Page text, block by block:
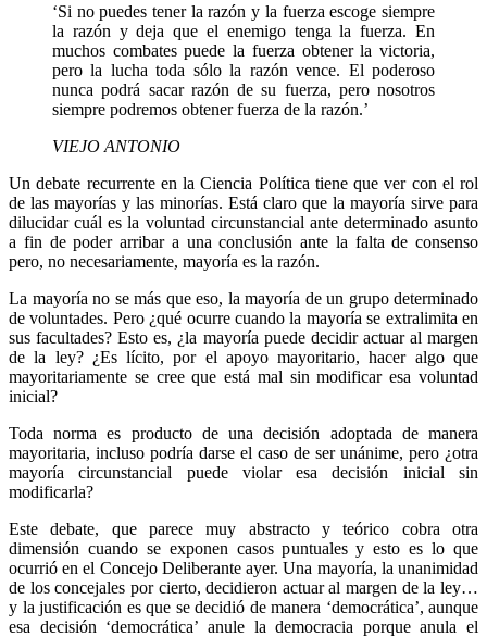
‘Si no puedes tener la razón y la fuerza escoge siempre
la razón y deja que el enemigo tenga la fuerza. En
muchos combates puede la fuerza obtener la victoria,
pero la lucha toda sólo la razón vence. El poderoso
nunca podrá sacar razón de su fuerza, pero nosotros
siempre podremos obtener fuerza de la razón.’
VIEJO ANTONIO
Un debate recurrente en la Ciencia Política tiene que ver con el rol
de las mayorías y las minorías. Está claro que la mayoría sirve para
dilucidar cuál es la voluntad circunstancial ante determinado asunto
a fin de poder arribar a una conclusión ante la falta de consenso
pero, no necesariamente, mayoría es la razón.
La mayoría no se más que eso, la mayoría de un grupo determinado
de voluntades. Pero ¿qué ocurre cuando la mayoría se extralimita en
sus facultades? Esto es, ¿la mayoría puede decidir actuar al margen
de la ley? ¿Es lícito, por el apoyo mayoritario, hacer algo que
mayoritariamente se cree que está mal sin modificar esa voluntad
inicial?
Toda norma es producto de una decisión adoptada de manera
mayoritaria, incluso podría darse el caso de ser unánime, pero ¿otra
mayoría circunstancial puede violar esa decisión inicial sin
modificarla?
Este debate, que parece muy abstracto y teórico cobra otra
dimensión cuando se exponen casos puntuales y esto es lo que
ocurrió en el Concejo Deliberante ayer. Una mayoría, la unanimidad
de los concejales por cierto, decidieron actuar al margen de la ley…
y la justificación es que se decidió de manera ‘democrática’, aunque
esa decisión ‘democrática’ anule la democracia porque anula el